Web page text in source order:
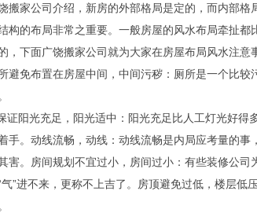
搬家公司介绍，新房的外部格局是定的，而内部
构的布局非常之重要。一般房屋的风水布局牵扯
，下面广饶搬家公司就为大家在房屋布局风水注意
避免布置在房屋中间，中间污秽：厕所是一个比
证阳光充足，阳光适中：阳光充足比人工灯光好
手。动线流畅，动线：动线流畅是内局应考量的
害。房间规划不宜过小，房间过小：有些装修公
气”进不来，更称不上吉了。房顶避免过低，楼层